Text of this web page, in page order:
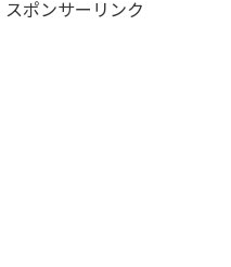
スポンサーリンク